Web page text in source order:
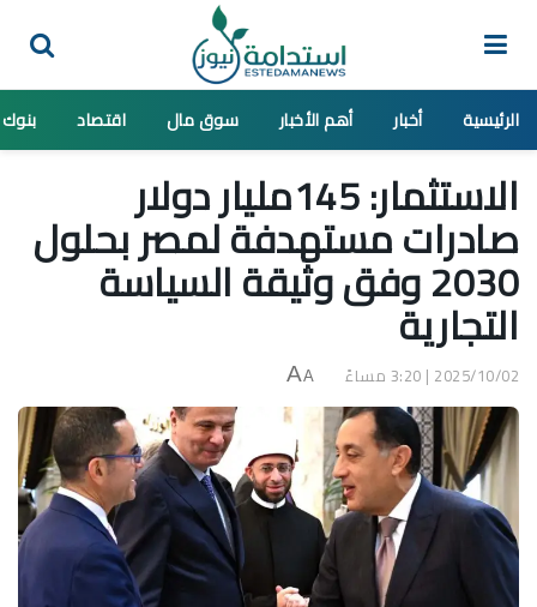
الرئيسية أخبار أهم الأخبار سوق مال اقتصاد بنوك
الاستثمار: 145مليار دولار
صادرات مستهدفة لمصر بحلول
2030 وفق وثيقة السياسة
التجارية
2025/10/02 | 3:20 مساءً A
A